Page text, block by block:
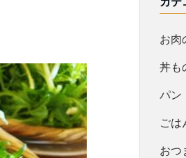
お肉
丼も
パン
ごは
おつ